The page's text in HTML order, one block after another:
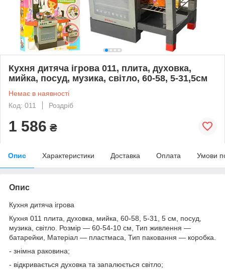
Кухня дитяча ігрова 011, плита, духовка,
мийка, посуд, музика, світло, 60-58, 5-31,5см
Немає в наявності
Код: 011
Роздріб
1 586 ₴
Опис Характеристики Доставка Оплата Умови
Опис
Кухня дитяча ігрова
Кухня 011 плита, духовка, мийка, 60-58, 5-31, 5 см, посуд,
музика, світло. Розмір — 60-54-10 см, Тип живлення —
батарейки, Матеріал — пластмаса, Тип паковання — коробка.
- знімна раковина;
- відкривається духовка та запалюється світло;